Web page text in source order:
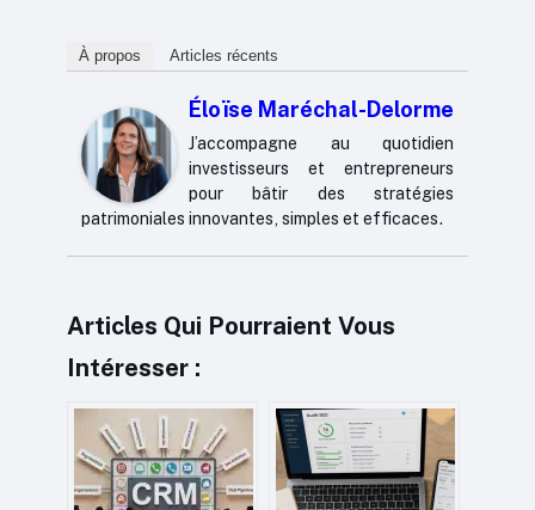
À propos Articles récents
Éloïse Maréchal-Delorme
J’accompagne au quotidien
investisseurs et entrepreneurs
pour bâtir des stratégies
patrimoniales innovantes, simples et efficaces.
Articles Qui Pourraient Vous
Intéresser :